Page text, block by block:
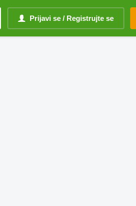
Prijavi se / Registrujte se